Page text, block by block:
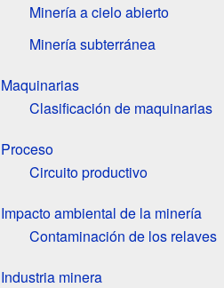
Minería a cielo abierto
Minería subterránea
Maquinarias
Clasificación de maquinarias
Proceso
Circuito productivo
Impacto ambiental de la minería
Contaminación de los relaves
Industria minera